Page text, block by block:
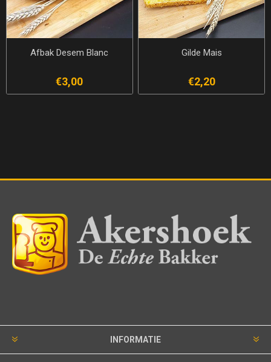
Afbak Desem Blanc
€3,00
Gilde Mais
€2,20
INFORMATIE